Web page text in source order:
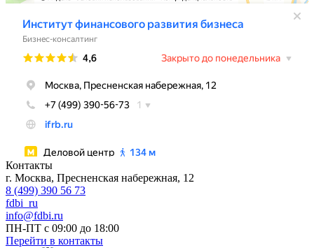
Контакты
г. Москва, Пресненская набережная, 12
8 (499) 390 56 73
fdbi_ru
info@fdbi.ru
ПН-ПТ с 09:00 до 18:00
Перейти в контакты